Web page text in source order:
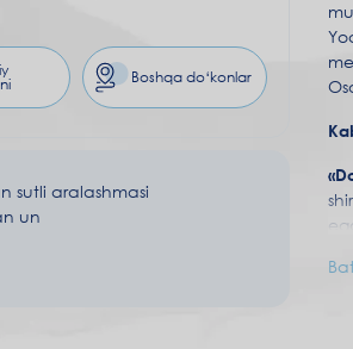
Boshqa do‘konlar
sutli aralashmasi
un